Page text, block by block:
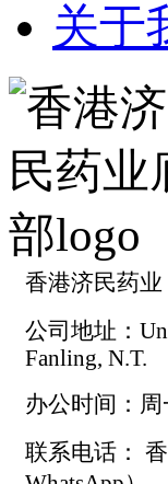
关于
香港济民药
公司地址：
Fanling, N.T.
办公时间：
联系电话：